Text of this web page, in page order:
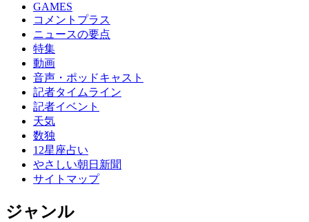
GAMES
コメントプラス
ニュースの要点
特集
動画
音声・ポッドキャスト
記者タイムライン
記者イベント
天気
数独
12星座占い
やさしい朝日新聞
サイトマップ
ジャンル